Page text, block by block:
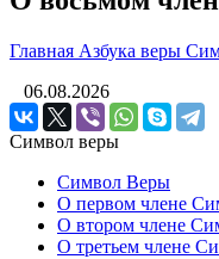
Главная Азбука веры
06.08.2026
Символ веры
Символ Веры
О первом члене
О втором члене
О третьем члене